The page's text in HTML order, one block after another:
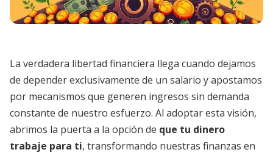
La verdadera libertad financiera llega cuando dejamos
de depender exclusivamente de un salario y apostamos
por mecanismos que generen ingresos sin demanda
constante de nuestro esfuerzo. Al adoptar esta visión,
abrimos la puerta a la opción de que tu dinero
trabaje para ti, transformando nuestras finanzas en